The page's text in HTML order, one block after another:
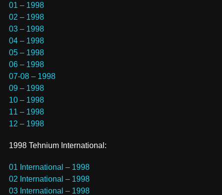
01 – 1998
02 – 1998
03 – 1998
04 – 1998
05 – 1998
06 – 1998
07-08 – 1998
09 – 1998
10 – 1998
11 – 1998
12 – 1998
1998 Tehnium International:
01 International – 1998
02 International – 1998
03 International – 1998